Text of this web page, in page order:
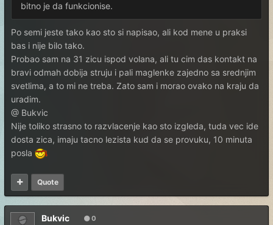
bitno je da funkcionise.
Po semi jeste tako kao sto si napisao, ali kod mene u praksi
bas i nije bilo tako.
Probao sam na 31 zicu ispod volana, ali tu cim das kontakt na
bravi odmah dobija struju i pali maglenke zajedno sa srednjim
svetlima, a to mi ne treba. Zato sam i morao ovako na kraju da
uradim.
@ Bukvic
Nije toliko strasno to razvlacenje kao sto izgleda, tuda vec ide
dosta zica, imaju tacno lezista kud da se provuku, 10 minuta
posla
Quote
Bukvic 0